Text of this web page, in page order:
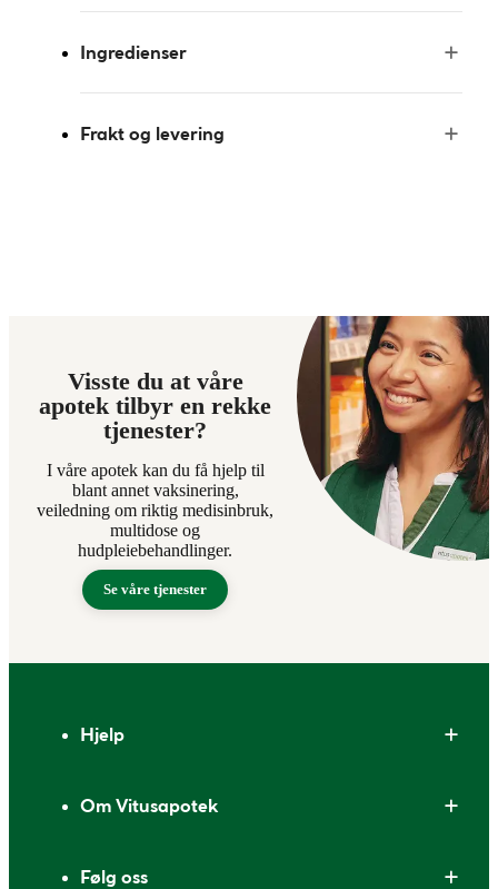
Ingredienser
Frakt og levering
Visste du at våre
apotek tilbyr en rekke
tjenester?
I våre apotek kan du få hjelp til
blant annet vaksinering,
veiledning om riktig medisinbruk,
multidose og
hudpleiebehandlinger.
Se våre tjenester
Hjelp
Om Vitusapotek
Følg oss